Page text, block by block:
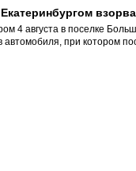
4 августа в поселке
автомобиля, при котором